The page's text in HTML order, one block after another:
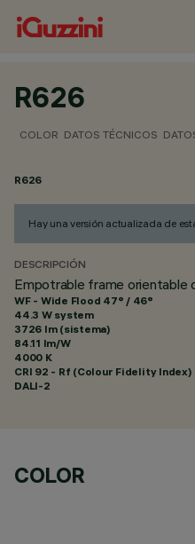
R626
COLOR DATOS TÉCNICOS
R626
Hay una versión actualizada de
DESCRIPCIÓN
Empotrable frame
WF - Wide Flood 47° / 46°
44.3 W system
3726 lm (sistema)
84.11 lm/W
4000 K
CRI 92 - Rf (Colour Fidelity Index)
DALI-2
COLOR